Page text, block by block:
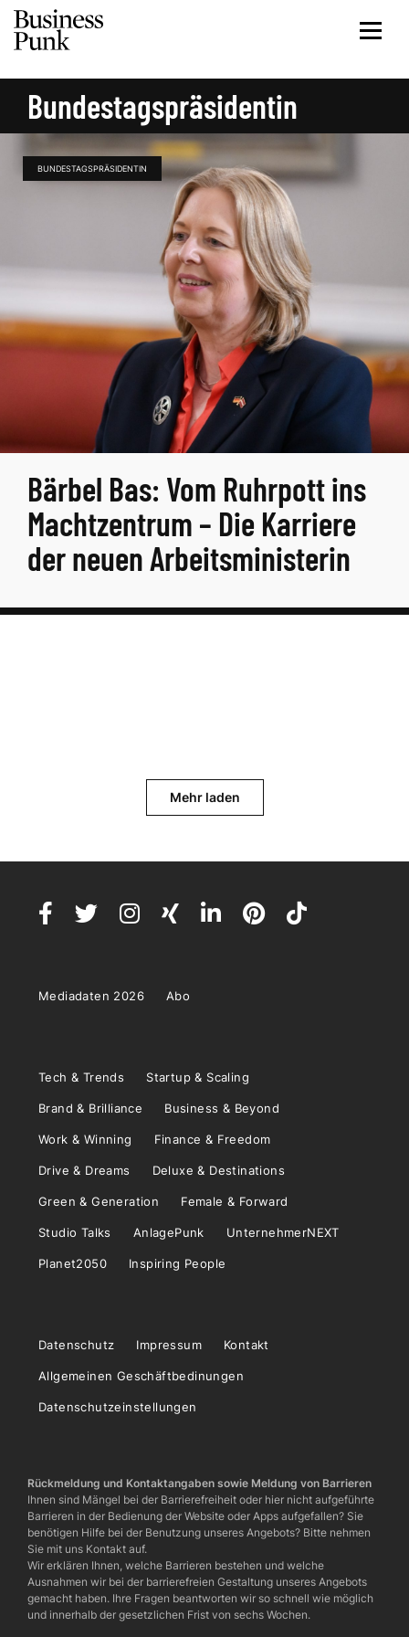
Bundestagspräsidentin
BUNDESTAGSPRÄSIDENTIN
Bärbel Bas: Vom Ruhrpott ins
Machtzentrum – Die Karriere
der neuen Arbeitsministerin
Mehr laden
Mediadaten 2026 Abo
Tech & Trends Startup & Scaling
Brand & Brilliance Business & Beyond
Work & Winning Finance & Freedom
Drive & Dreams Deluxe & Destinations
Green & Generation Female & Forward
Studio Talks AnlagePunk UnternehmerNEXT
Planet2050 Inspiring People
Datenschutz Impressum Kontakt
Allgemeinen Geschäftbedinungen
Datenschutzeinstellungen
Rückmeldung und Kontaktangaben sowie Meldung von Barrieren
Ihnen sind Mängel bei der Barrierefreiheit oder hier nicht aufgeführte
Barrieren in der Bedienung der Website oder Apps aufgefallen? Sie
benötigen Hilfe bei der Benutzung unseres Angebots? Bitte nehmen
Sie mit uns Kontakt auf.
Wir erklären Ihnen, welche Barrieren bestehen und welche
Ausnahmen wir bei der barrierefreien Gestaltung unseres Angebots
gemacht haben. Ihre Fragen beantworten wir so schnell wie möglich
und innerhalb der gesetzlichen Frist von sechs Wochen.